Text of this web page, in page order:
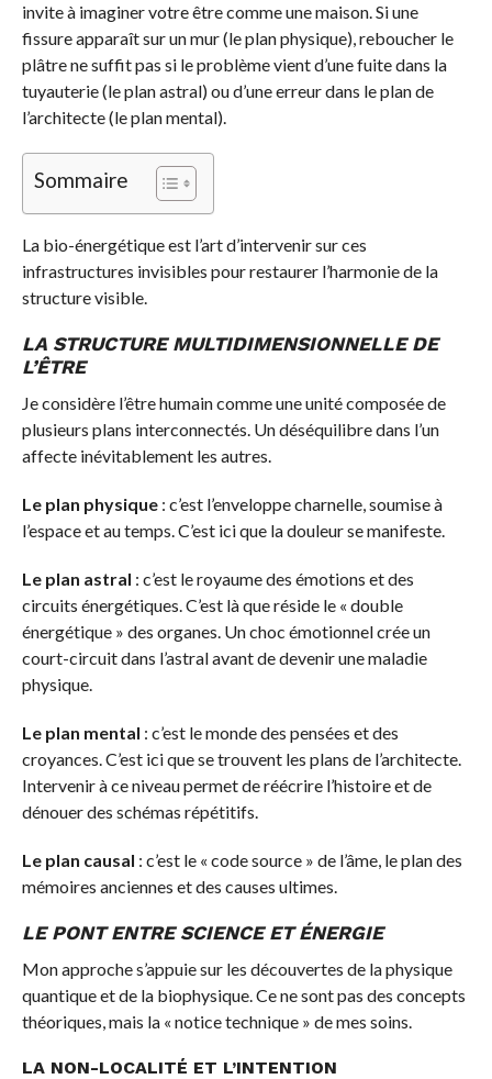
invite à imaginer votre être comme une maison. Si une
fissure apparaît sur un mur (le plan physique), reboucher le
plâtre ne suffit pas si le problème vient d’une fuite dans la
tuyauterie (le plan astral) ou d’une erreur dans le plan de
l’architecte (le plan mental).
Sommaire
La bio-énergétique est l’art d’intervenir sur ces
infrastructures invisibles pour restaurer l’harmonie de la
structure visible.
LA STRUCTURE MULTIDIMENSIONNELLE DE
L’ÊTRE
Je considère l’être humain comme une unité composée de
plusieurs plans interconnectés. Un déséquilibre dans l’un
affecte inévitablement les autres.
Le plan physique: c’est l’enveloppe charnelle, soumise à
l’espace et au temps. C’est ici que la douleur se manifeste.
Le plan astral : c’est le royaume des émotions et des
circuits énergétiques. C’est là que réside le « double
énergétique » des organes. Un choc émotionnel crée un
court-circuit dans l’astral avant de devenir une maladie
physique.
Le plan mental : c’est le monde des pensées et des
croyances. C’est ici que se trouvent les plans de l’architecte.
Intervenir à ce niveau permet de réécrire l’histoire et de
dénouer des schémas répétitifs.
Le plan causal : c’est le « code source » de l’âme, le plan des
mémoires anciennes et des causes ultimes.
LE PONT ENTRE SCIENCE ET ÉNERGIE
Mon approche s’appuie sur les découvertes de la physique
quantique et de la biophysique. Ce ne sont pas des concepts
théoriques, mais la « notice technique » de mes soins.
LA NON-LOCALITÉ ET L’INTENTION